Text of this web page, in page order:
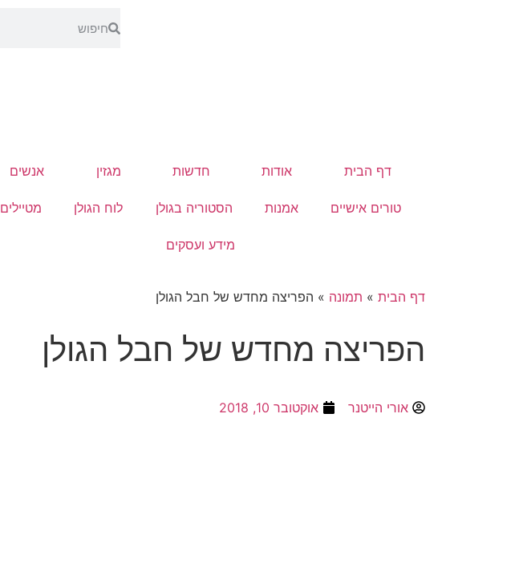
דף הבית אודות חדשות מגזין אנשים
טורים אישיים אמנות הסטוריה בגולן לוח הגולן מטיילים
מידע ועסקים
דף הבית » תמונה » הפריצה מחדש של חבל הגולן
הפריצה מחדש של חבל הגולן
אורי הייטנר אוקטובר 10, 2018